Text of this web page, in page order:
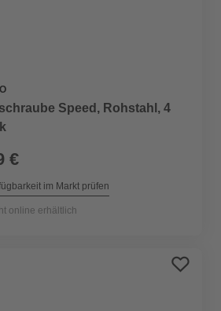
Speed, Rohstahl, 4
€
im Markt prüfen
online erhältlich